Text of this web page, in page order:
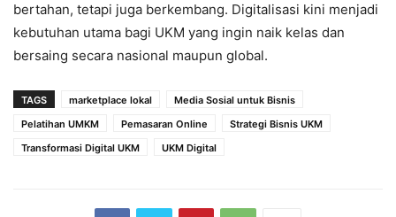
bertahan, tetapi juga berkembang. Digitalisasi kini menjadi
kebutuhan utama bagi UKM yang ingin naik kelas dan
bersaing secara nasional maupun global.
TAGS marketplace lokal
Media Sosial untuk Bisnis
Pelatihan UMKM
Pemasaran Online
Strategi Bisnis UKM
Transformasi Digital UKM
UKM Digital